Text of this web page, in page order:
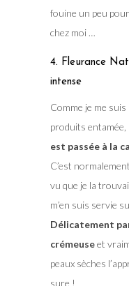
fouine un peu
chez moi …
4. Fleurance
intense
Comme je me
produits entamée,
est passée à la
C’est
vu que je la
m’en suis servie
Délicatement
crémeuseet
peaux sèches
sure !